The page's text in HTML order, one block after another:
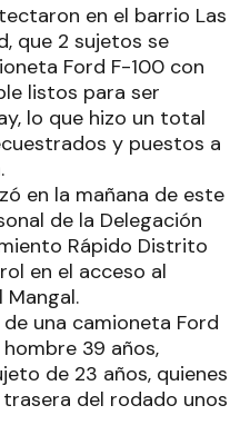
en el barrio Las
que 2 sujetos se
Ford F-100 con
listos para ser
lo que hizo un total
y puestos a
en la mañana de este
de la Delegación
Rápido Distrito
en el acceso al
una camioneta Ford
39 años,
de 23 años, quienes
del rodado unos